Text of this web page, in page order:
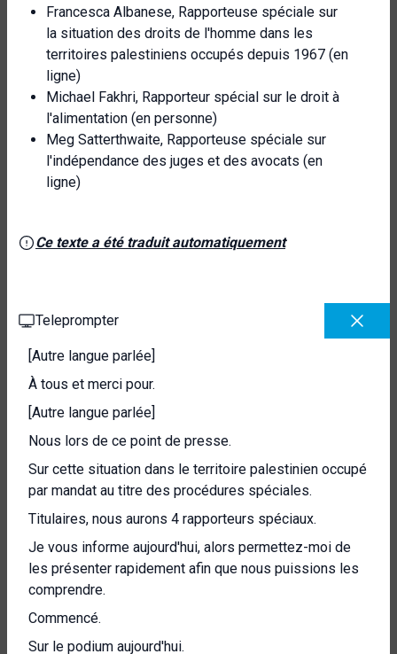
Francesca Albanese, Rapporteuse spéciale sur
la situation des droits de l'homme dans les
territoires palestiniens occupés depuis 1967 (en
ligne)
Michael Fakhri, Rapporteur spécial sur le droit à
l'alimentation (en personne)
Meg Satterthwaite, Rapporteuse spéciale sur
l'indépendance des juges et des avocats (en
ligne)
Ce texte a été traduit automatiquement
Teleprompter
[Autre langue parlée]
À tous et merci pour.
[Autre langue parlée]
Nous lors de ce point de presse.
Sur cette situation dans le territoire palestinien occupé
par mandat au titre des procédures spéciales.
Titulaires, nous aurons 4 rapporteurs spéciaux.
Je vous informe aujourd'hui, alors permettez-moi de
les présenter rapidement afin que nous puissions les
comprendre.
Commencé.
Sur le podium aujourd'hui.